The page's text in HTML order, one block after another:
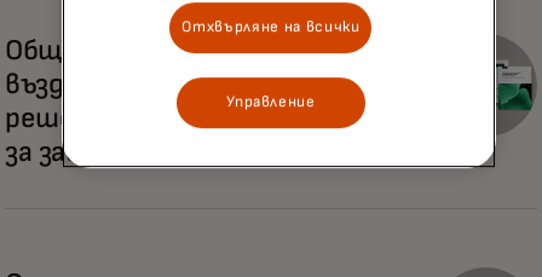
Общото икономическо
въздействие TM на
решението на Mastercard
за защита от заплахи
Отхвърляне на всички
Управление